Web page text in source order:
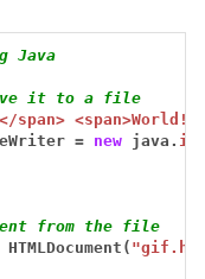
Java
it to a file
span>
= new java. io
from the file
HTMLDocument(